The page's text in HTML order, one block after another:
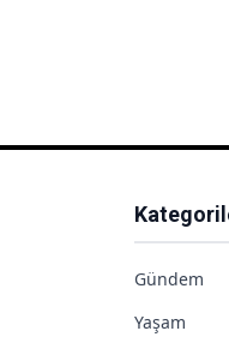
Gündem
Yaşam